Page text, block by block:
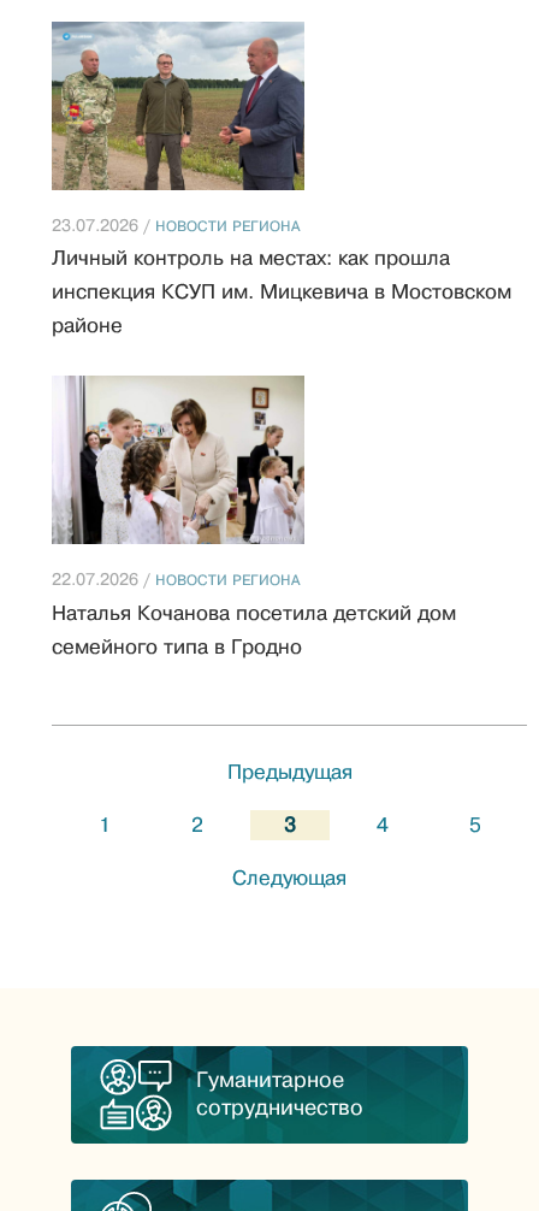
23.07.2026 / НОВОСТИ РЕГИОНА
Личный контроль на местах: как прошла
инспекция КСУП им. Мицкевича в Мостовском
районе
22.07.2026 / НОВОСТИ РЕГИОНА
Наталья Кочанова посетила детский дом
семейного типа в Гродно
Предыдущая
1 2 3 4 5
Следующая
Гуманитарное
сотрудничество